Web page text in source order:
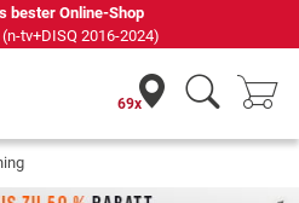
bester Online-Shop
tv+DISQ 2016-2024)
69x